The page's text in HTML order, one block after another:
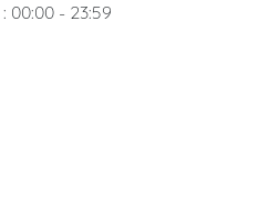
: 00:00 - 23:59